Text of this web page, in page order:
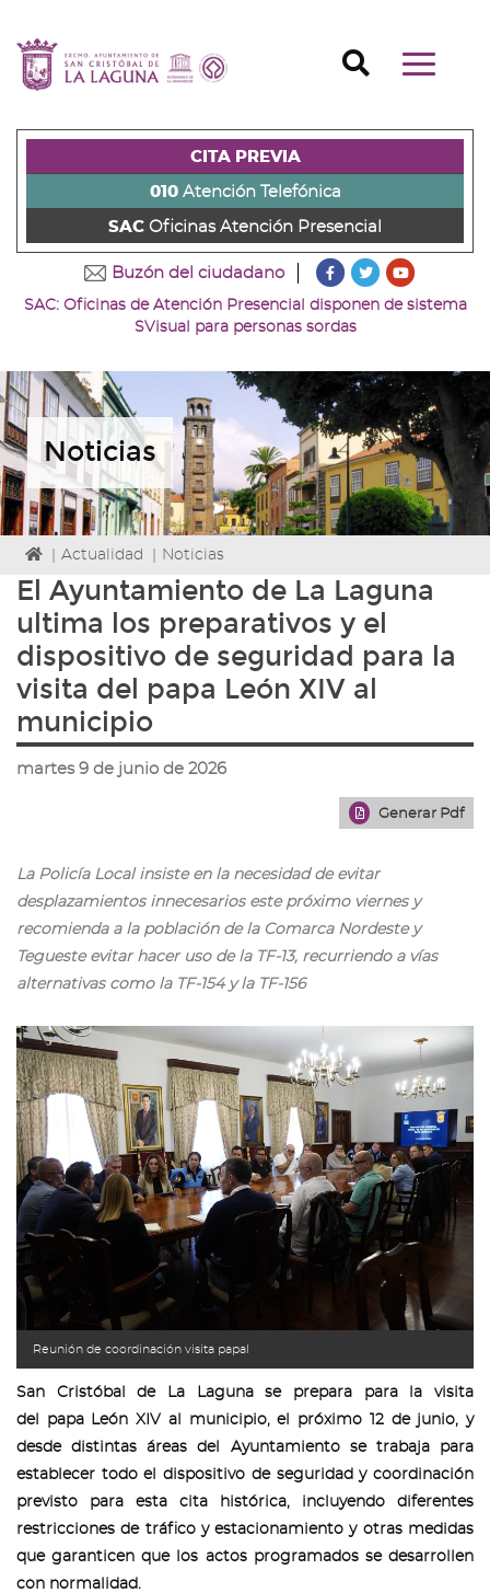
contenido
principal
página
s)
a
la
la
+
Ir
al
la
+
Ir
principal
u)
Mostrar/
Buscador
CITA PREVIA
010Atención Telefónica
SAC Oficinas Atención Presencial
Buzón del ciudadano
???
Ir
a
página
de
Facebook
???
Ir
página
de
Twitter
Ir
canal
de
Youtube
SAC: Oficinas de Atención Presencial disponen de sistema
SVisual para personas sordas
Noticias
Icono
Home
para
a
la
de
inicio
Actualidad Noticias
El Ayuntamiento de La Laguna
ultima los preparativos y el
dispositivo de seguridad para la
visita del papa León XIV al
municipio
martes 9 de junio de 2026
Generar Pdf
La Policía Local insiste en la necesidad de evitar
desplazamientos innecesarios este próximo viernes y
recomienda a la población de la Comarca Nordeste y
Tegueste evitar hacer uso de la TF-13, recurriendo a vías
alternativas como la TF-154 y la TF-156
Reunión de coordinación visita papal
San Cristóbal de La Laguna se prepara para la visita
del papa León XIV al municipio, el próximo 12 de junio, y
desde distintas áreas del Ayuntamiento se trabaja para
establecer todo el dispositivo de seguridad y coordinación
previsto para esta cita histórica, incluyendo diferentes
restricciones de tráfico y estacionamiento y otras medidas
que garanticen que los actos programados se desarrollen
con normalidad.